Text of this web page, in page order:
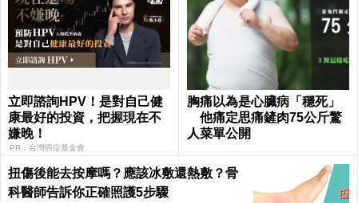
立即諮詢HPV！是對自己健
康最好的投資，把握現在不
嫌晚！
PR．台灣癌症基金會
胸痛以為是心臟病「穩死」
他痛定思痛鏟肉75公斤驚
人菜單公開
扭傷後能去按摩嗎？應該冰敷還熱敷？骨
科醫師告訴你正確照護5步驟